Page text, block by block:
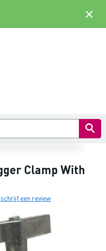
Clamp With
schrijf een review
×